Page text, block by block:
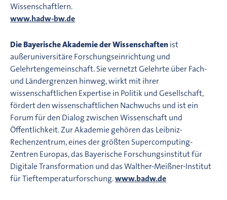
Wissenschaftlern.
www.hadw-bw.de
Die Bayerische Akademie der Wissenschaftenist
außeruniversitäre Forschungseinrichtung und
Gelehrtengemeinschaft. Sie vernetzt Gelehrte über Fach-
und Ländergrenzen hinweg, wirkt mit ihrer
wissenschaftlichen Expertise in Politik und Gesellschaft,
fördert den wissenschaftlichen Nachwuchs und ist ein
Forum für den Dialog zwischen Wissenschaft und
Öffentlichkeit. Zur Akademie gehören das Leibniz-
Rechenzentrum, eines der größten Supercomputing-
Zentren Europas, das Bayerische Forschungsinstitut für
Digitale Transformation und das Walther-Meißner-Institut
für Tieftemperaturforschung.www.badw.de